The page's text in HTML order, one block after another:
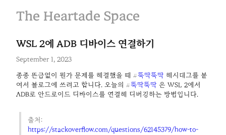
The Heartade Space
WSL 2에 ADB 디바이스 연결하기
September 1, 2023
종종 뜬금없이 뭔가 문제를 해결했을 때 #뚝딱뚝딱 해시태그를 붙
여서 블로그에 쓰려고 합니다. 오늘의 #뚝딱뚝딱 은 WSL 2에서
ADB로 안드로이드 디바이스를 연결해 디버깅하는 방법입니다.
https://stackoverflow.com/questions/62145379/how-to-